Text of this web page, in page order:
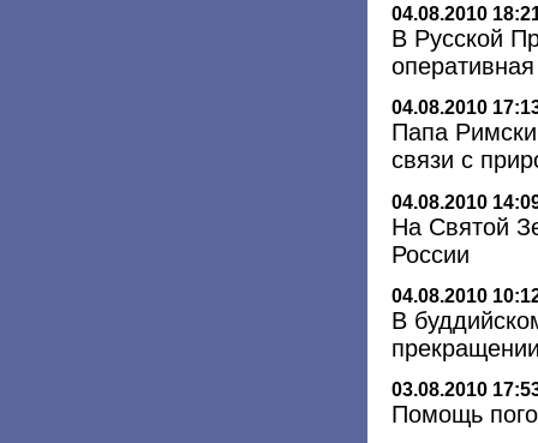
04.08.2010
В Русской
04.08.2010
Папа
связи с
04.08.2010
На Святой
России
04.08.2010
В
03.08.2010
Помощь